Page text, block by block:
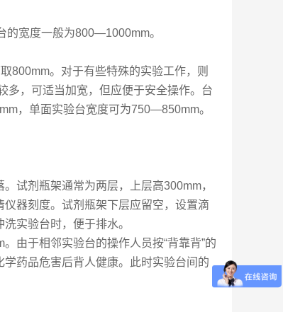
的宽度一般为800—1000mm。
800mm。对于有些特殊的实验工作，则
多，可适当加宽，但应便于安全操作。台
，单面实验台宽度可为750—850mm。
试剂瓶架通常为两层，上层高300mm，
器刻度。试剂瓶架下层应留空，设置滴
实验台时，便于排水。
由于相邻实验台的操作人员按“背靠背”的
药品危害后背人健康。此时实验台间的